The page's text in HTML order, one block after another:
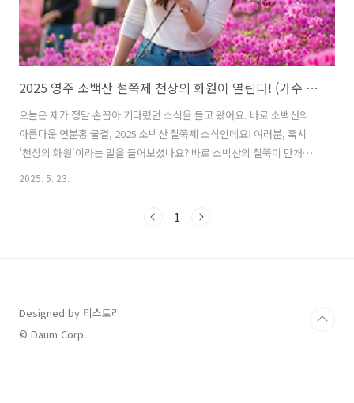
2025 영주 소백산 철쭉제 천상의 화원이 열린다! (가수 라인업까지!)
오늘은 제가 정말 손꼽아 기다렸던 소식을 들고 왔어요. 바로 소백산의
아름다운 연분홍 물결, 2025 소백산 철쭉제 소식인데요! 여러분, 혹시
'천상의 화원'이라는 말을 들어보셨나요? 바로 소백산의 철쭉이 만개했
을 때를 두고 하는 말인데요! 2025년 5월, 연분홍빛으로 물든 소백산의
보는 축제를 넘어, 자연과 문화, 그리고 사람들의 열정이 어우러지는 특
2025. 5. 23.
1
Designed by 티스토리
© Daum Corp.